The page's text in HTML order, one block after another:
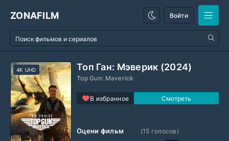
ZONAFILM Войти
Топ Ган: Мэверик (2024)
Top Gun: Maverick
В избранное
4K UHD
Оцени фильм
(15 голосов)